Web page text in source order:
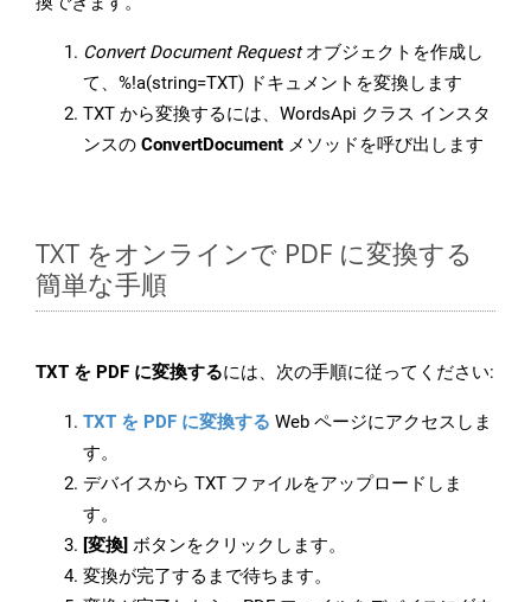
Convert Document Requestオブジェクトを作成し
て、%!a(string=TXT) ドキュメントを変換します
TXT から変換するには、WordsApi クラス インスタ
ンスの ConvertDocument メソッドを呼び出します
TXT をオンラインで PDF に変換する
簡単な手順
TXT を PDF に変換するには、次の手順に従ってください:
TXT を PDF に変換する Web ページにアクセスしま
す。
デバイスから TXT ファイルをアップロードしま
す。
[変換] ボタンをクリックします。
変換が完了するまで待ちます。